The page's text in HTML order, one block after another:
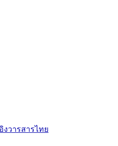
วารสารไทย